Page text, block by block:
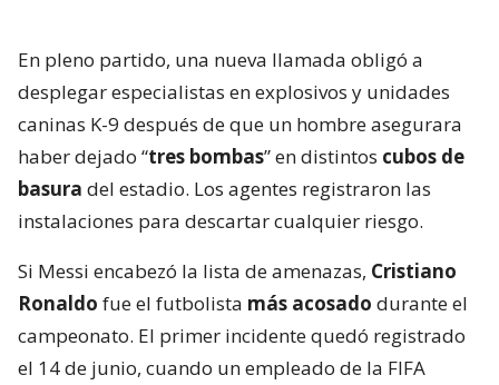
En pleno partido, una nueva llamada obligó a
desplegar especialistas en explosivos y unidades
caninas K-9 después de que un hombre asegurara
haber dejado “tres bombas” en distintos cubos de
basura del estadio. Los agentes registraron las
instalaciones para descartar cualquier riesgo.
Si Messi encabezó la lista de amenazas, Cristiano
Ronaldo fue el futbolista más acosado durante el
campeonato. El primer incidente quedó registrado
el 14 de junio, cuando un empleado de la FIFA